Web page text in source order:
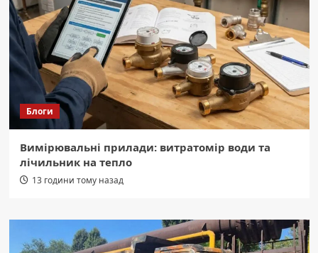
Блоги
Вимірювальні прилади: витратомір води та
лічильник на тепло
13 години тому назад